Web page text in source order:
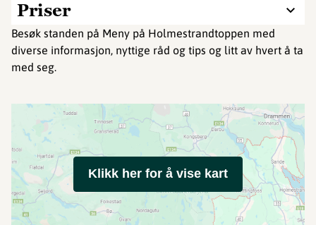
Priser
Besøk standen på Meny på Holmestrandtoppen med
diverse informasjon, nyttige råd og tips og litt av hvert å ta
med seg.
Klikk her for å vise kart